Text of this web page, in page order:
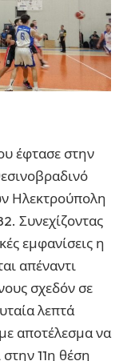
έφτασε στην
Ηλεκτρούπολη
Συνεχίζοντας
εμφανίσεις η
απέναντι
σχεδόν σε
λεπτά
αποτέλεσμα να
11η θέση